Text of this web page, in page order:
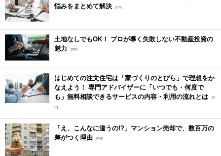
悩みをまとめて解決 [PR]
土地なしでもOK！ プロが導く失敗しない不動産投資の
魅力
[PR]
はじめての注文住宅は「家づくりのとびら」で理想をか
なえよう！ 専門アドバイザーに「いつでも・何度で
も」無料相談できるサービスの内容・利用の流れとは [P
R]
「え、こんなに違うの!?」マンション売却で、数百万の
差がつく理由 [PR]